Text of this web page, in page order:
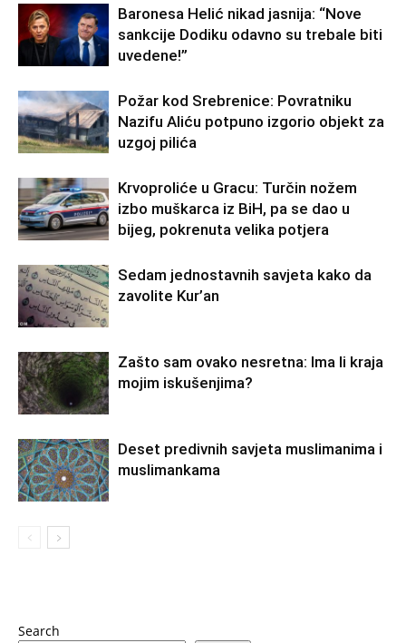
Baronesa Helić nikad jasnija: “Nove
sankcije Dodiku odavno su trebale biti
uvedene!”
Požar kod Srebrenice: Povratniku
Nazifu Aliću potpuno izgorio objekt za
uzgoj pilića
Krvoproliće u Gracu: Turčin nožem
izbo muškarca iz BiH, pa se dao u
bijeg, pokrenuta velika potjera
Sedam jednostavnih savjeta kako da
zavolite Kur’an
Zašto sam ovako nesretna: Ima li kraja
mojim iskušenjima?
Deset predivnih savjeta muslimanima i
muslimankama
Search